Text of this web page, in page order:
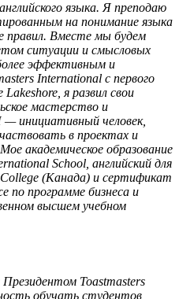
языка. Я преподаю
на понимание языка
правил. Вместе мы будем
ситуации и смысловых
эффективным и
International с первого
я развил свои
мастерство и
— инициативный человек,
в проектах и
академическое образование
School, английский для
College (Канада) и сертификат
по программе бизнеса и
высшем учебном
Президентом Toastmasters
обучать студентов